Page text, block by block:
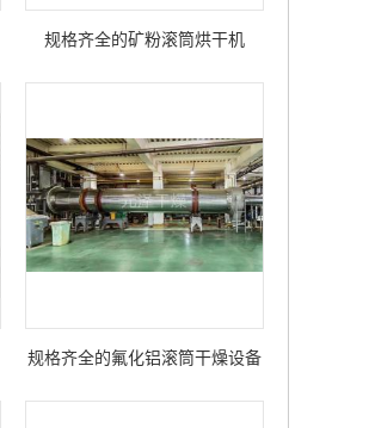
规格齐全的矿粉滚筒烘干机
规格齐全的氟化铝滚筒干燥设备